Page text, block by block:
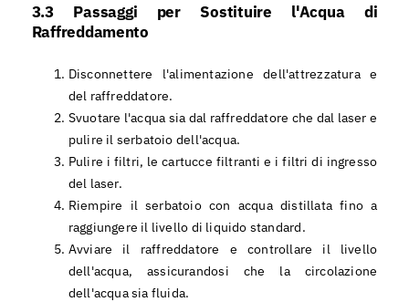
3.3 Passaggi per Sostituire l'Acqua di
Raffreddamento
Disconnettere l'alimentazione dell'attrezzatura e
del raffreddatore.
Svuotare l'acqua sia dal raffreddatore che dal laser e
pulire il serbatoio dell'acqua.
Pulire i filtri, le cartucce filtranti e i filtri di ingresso
del laser.
Riempire il serbatoio con acqua distillata fino a
raggiungere il livello di liquido standard.
Avviare il raffreddatore e controllare il livello
dell'acqua, assicurandosi che la circolazione
dell'acqua sia fluida.